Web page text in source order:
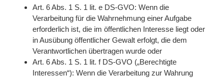
Art. 6 Abs. 1 S. 1 lit. e DS-GVO: Wenn die
Verarbeitung für die Wahrnehmung einer Aufgabe
erforderlich ist, die im öffentlichen Interesse liegt oder
in Ausübung öffentlicher Gewalt erfolgt, die dem
Verantwortlichen übertragen wurde oder
Art. 6 Abs. 1 S. 1 lit. f DS-GVO („Berechtigte
Interessen“): Wenn die Verarbeitung zur Wahrung